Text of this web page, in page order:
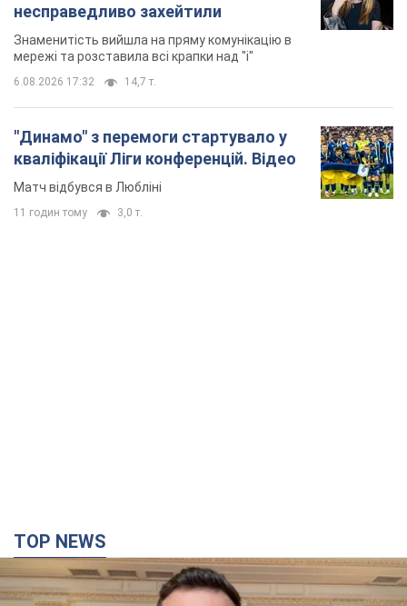
несправедливо захейтили
Знаменитість вийшла на пряму комунікацію в
мережі та розставила всі крапки над "і"
6.08.2026 17:32 14,7 т.
"Динамо" з перемоги стартувало у
кваліфікації Ліги конференцій. Відео
Матч відбувся в Любліні
11 годин тому 3,0 т.
TOP NEWS